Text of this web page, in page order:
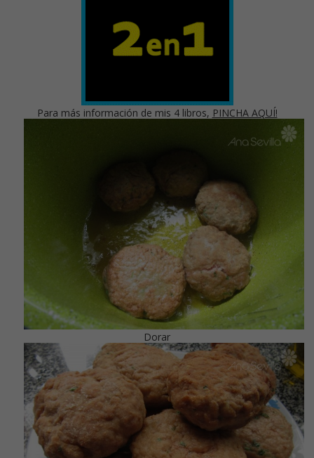
Para más información de mis 4 libros, PINCHA AQUÍ!
Dorar